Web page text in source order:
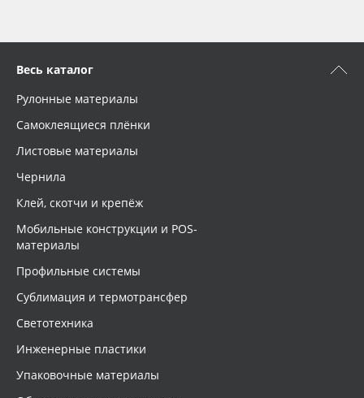
Весь каталог
Рулонные материалы
Самоклеящиеся плёнки
Листовые материалы
Чернила
Клей, скотчи и крепёж
Мобильные конструкции и POS-
материалы
Профильные системы
Сублимация и термотрансфер
Светотехника
Инженерные пластики
Упаковочные материалы